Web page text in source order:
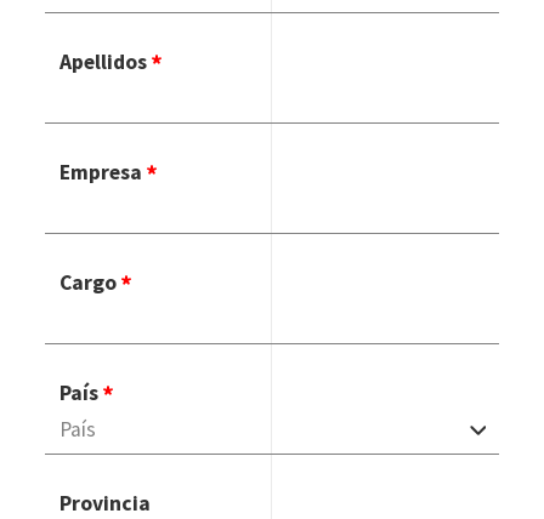
Apellidos
Empresa
Cargo
País
Provincia